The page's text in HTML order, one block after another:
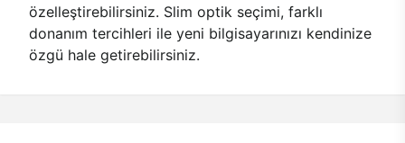
özelleştirebilirsiniz. Slim optik seçimi, farklı
donanım tercihleri ile yeni bilgisayarınızı kendinize
özgü hale getirebilirsiniz.